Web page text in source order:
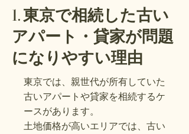
1. 東京で相続した古い
アパート・貸家が問題
になりやすい理由
東京では、親世代が所有していた
古いアパートや貸家を相続するケ
ースがあります。
土地価格が高いエリアでは、古い